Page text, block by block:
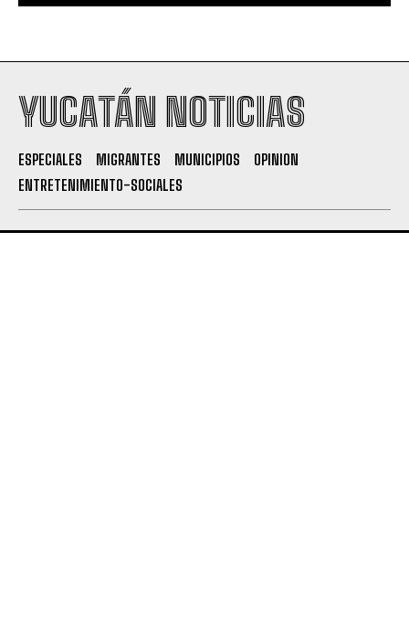
YUCATÁN NOTICIAS
ESPECIALES MIGRANTES MUNICIPIOS
OPINION
ENTRETENIMIENTO-SOCIALES